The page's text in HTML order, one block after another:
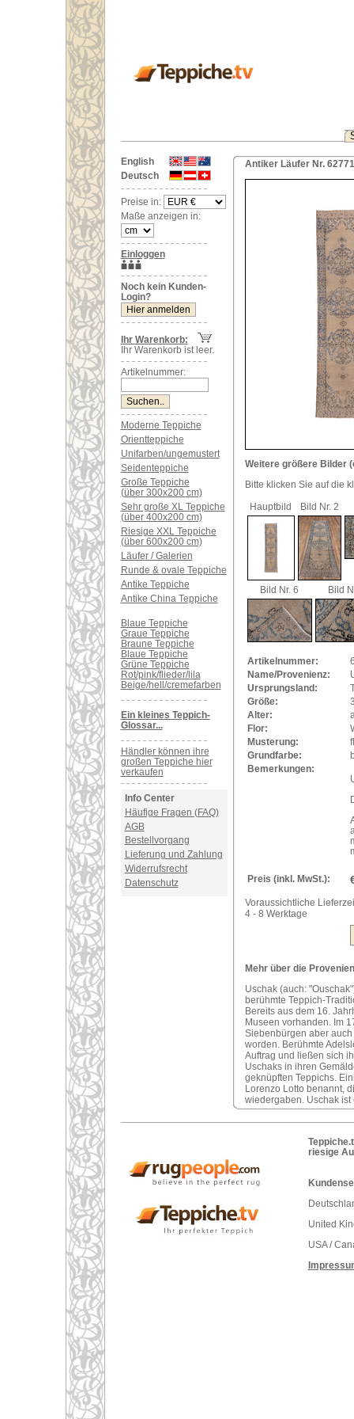
English
Deutsch
Preise in:
Maße anzeigen in:
Einloggen
Noch kein Kunden-
Login?
Ihr Warenkorb:
Ihr Warenkorb ist leer.
Artikelnummer:
Moderne Teppiche
Orientteppiche
Unifarben/ungemustert
Seidenteppiche
Große Teppiche
(über 300x200 cm)
Sehr große XL Teppiche
(über 400x200 cm)
Riesige XXL Teppiche
(über 600x200 cm)
Läufer / Galerien
Runde & ovale Teppiche
Antike Teppiche
Antike China Teppiche
Blaue Teppiche
Graue Teppiche
Braune Teppiche
Blaue Teppiche
Grüne Teppiche
Rot/pink/flieder/lila
Beige/hell/cremefarben
Ein kleines Teppich-
Glossar...
Händler können ihre
großen Teppiche hier
verkaufen
Info Center
Häufige Fragen (FAQ)
AGB
Bestellvorgang
Lieferung und Zahlung
Widerrufsrecht
Datenschutz
Antiker Läufer Nr.
Weitere größere Bilder
Bitte klicken Sie auf die
Hauptbild
Bild Nr. 2
Bild Nr. 6 Bild
Artikelnummer:
Name/Provenienz:
Ursprungsland:
Größe:
Alter:
Flor:
Musterung:
Grundfarbe:
Bemerkungen:
Preis (inkl. MwSt.):
Voraussichtliche
4 - 8 Werktage
Mehr über die
Uschak (auch:
berühmte Teppich-
Bereits aus dem 16.
Museen vorhanden. Im
Siebenbürgen aber
worden. Berühmte
Auftrag und ließen sich
Uschaks in ihren
geknüpften Teppichs.
Lorenzo Lotto benannt,
wiedergaben. Uschak
riesige
United
USA /